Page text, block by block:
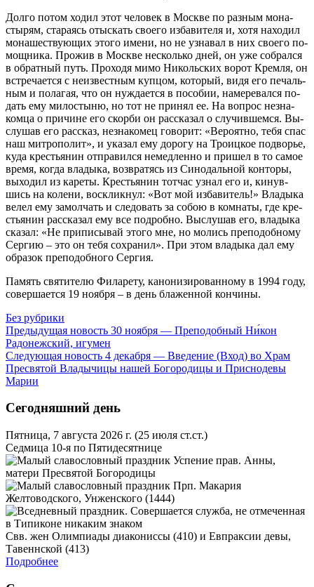
Дол­го по­том хо­дил этот че­ло­век в Москве по раз­ным мо­на­
сты­рям, ста­ра­ясь отыс­кать сво­е­го из­ба­ви­те­ля и, хо­тя на­хо­дил
мо­на­ше­ству­ю­щих это­го име­ни, но не узна­вал в них сво­е­го по­
мощ­ни­ка. Про­жив в Москве несколь­ко дней, он уже со­брал­ся
в об­рат­ный путь. Про­хо­дя ми­мо Ни­коль­ских во­рот Крем­ля, он
встре­ча­ет­ся с неиз­вест­ным куп­цом, ко­то­рый, ви­дя его пе­чаль­
ным и по­ла­гая, что он нуж­да­ет­ся в по­со­бии, на­ме­ре­вал­ся по­
дать ему ми­ло­сты­ню, но тот не при­нял ее. На во­прос незна­
ком­ца о при­чине его скор­би он рас­ска­зал о слу­чив­шем­ся. Вы­
слу­шав его рас­сказ, незна­ко­мец го­во­рит: «Ве­ро­ят­но, те­бя спас
наш мит­ро­по­лит», и ука­зал ему до­ро­гу на Тро­иц­кое по­дво­рье,
ку­да кре­стья­нин от­пра­вил­ся немед­лен­но и при­шел в то са­мое
вре­мя, ко­гда вла­ды­ка, воз­вра­тясь из Си­но­даль­ной кон­то­ры,
вы­хо­дил из ка­ре­ты. Кре­стья­нин тот­час узнал его и, ки­нув­
шись на ко­ле­ни, вос­клик­нул: «Вот мой из­ба­ви­тель!» Вла­ды­ка
ве­лел ему за­мол­чать и сле­до­вать за со­бою в ком­на­ты, где кре­
стья­нин рас­ска­зал ему все по­дроб­но. Вы­слу­шав его, вла­ды­ка
ска­зал: «Не при­пи­сы­вай это­го мне, но мо­лись пре­по­доб­но­му
Сер­гию – это он те­бя со­хра­нил». При этом вла­ды­ка дал ему
об­ра­зок пре­по­доб­но­го Сер­гия.
Па­мять свя­ти­те­лю Фила­ре­ту, ка­но­ни­зи­ро­ван­но­му в 1994 го­ду,
со­вер­ша­ет­ся 19 но­яб­ря – в день бла­жен­ной кон­чи­ны.
Без рубрики
Предыдущая новость 30 ноября — Преподобный Ни́кон
Радонежский, игумен
Следующая новость 4 декабря — Введение (Вход) во Храм
Пресвятой Владычицы нашей Богородицы и Приснодевы
Марии
Сегодняшний день
Пятница, 7 августа 2026 г. (25 июля ст.ст.)
Седмица 10-я по Пятидесятнице
Успение прав. Анны,
матери Пресвятой Богородицы
Прп. Макария
Желтоводского, Унженского (1444)
Свв. жен Олимпиады диакониссы (410) и Евпраксии девы,
Тавеннской (413)
Подробнее